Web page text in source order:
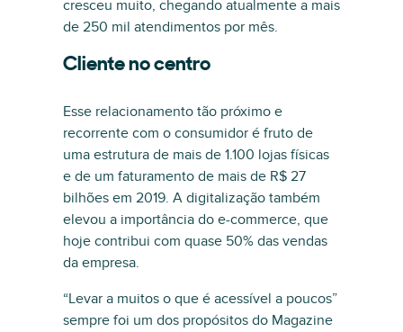
cresceu muito, chegando atualmente a mais
de 250 mil atendimentos por mês.
Cliente no centro
Esse relacionamento tão próximo e
recorrente com o consumidor é fruto de
uma estrutura de mais de 1.100 lojas físicas
e de um faturamento de mais de R$ 27
bilhões em 2019. A digitalização também
elevou a importância do e-commerce, que
hoje contribui com quase 50% das vendas
da empresa.
“Levar a muitos o que é acessível a poucos”
sempre foi um dos propósitos do Magazine